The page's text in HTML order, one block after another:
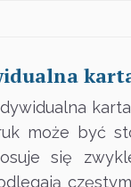
może być
się